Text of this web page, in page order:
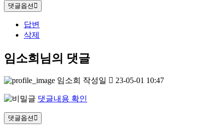
댓글옵션
답변
삭제
임소희님의 댓글
임소희 작성일 23-05-01 10:47
댓글내용 확인
댓글옵션